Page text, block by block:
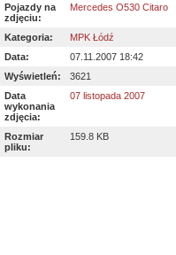
Pojazdy na
zdjęciu:
Mercedes O530 Citaro
Kategoria:
MPK Łódź
Data:
07.11.2007 18:42
Wyświetleń:
3621
Data
wykonania
zdjęcia:
07 listopada 2007
Rozmiar
pliku:
159.8 KB